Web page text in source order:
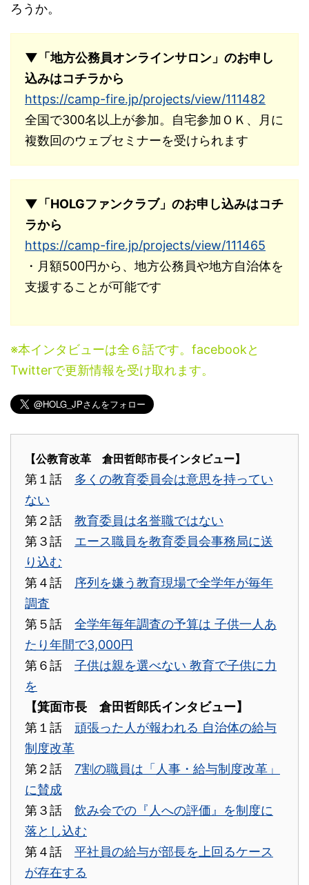
ろうか。
▼「地方公務員オンラインサロン」のお申し
込みはコチラから
https://camp-fire.jp/projects/view/111482
全国で300名以上が参加。自宅参加ＯＫ、月に
複数回のウェブセミナーを受けられます
▼「HOLGファンクラブ」のお申し込みはコチ
ラから
https://camp-fire.jp/projects/view/111465
・月額500円から、地方公務員や地方自治体を
支援することが可能です
※本インタビューは全６話です。facebookと
Twitterで更新情報を受け取れます。
【公教育改革 倉田哲郎市長インタビュー】
第１話 多くの教育委員会は意思を持ってい
ない
第２話 教育委員は名誉職ではない
第３話 エース職員を教育委員会事務局に送
り込む
第４話 序列を嫌う教育現場で全学年が毎年
調査
第５話 全学年毎年調査の予算は 子供一人あ
たり年間で3,000円
第６話 子供は親を選べない 教育で子供に力
を
【箕面市長 倉田哲郎氏インタビュー】
第１話 頑張った人が報われる 自治体の給与
制度改革
第２話 7割の職員は「人事・給与制度改革」
に賛成
第３話 飲み会での『人への評価』を制度に
落とし込む
第４話 平社員の給与が部長を上回るケース
が存在する